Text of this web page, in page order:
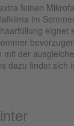
feinen
im Sommer.
eignet
mit der
dazu findet sich